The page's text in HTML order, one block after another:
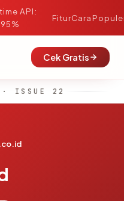
API:
FiturCara
Cek Gratis
· ISSUE 22